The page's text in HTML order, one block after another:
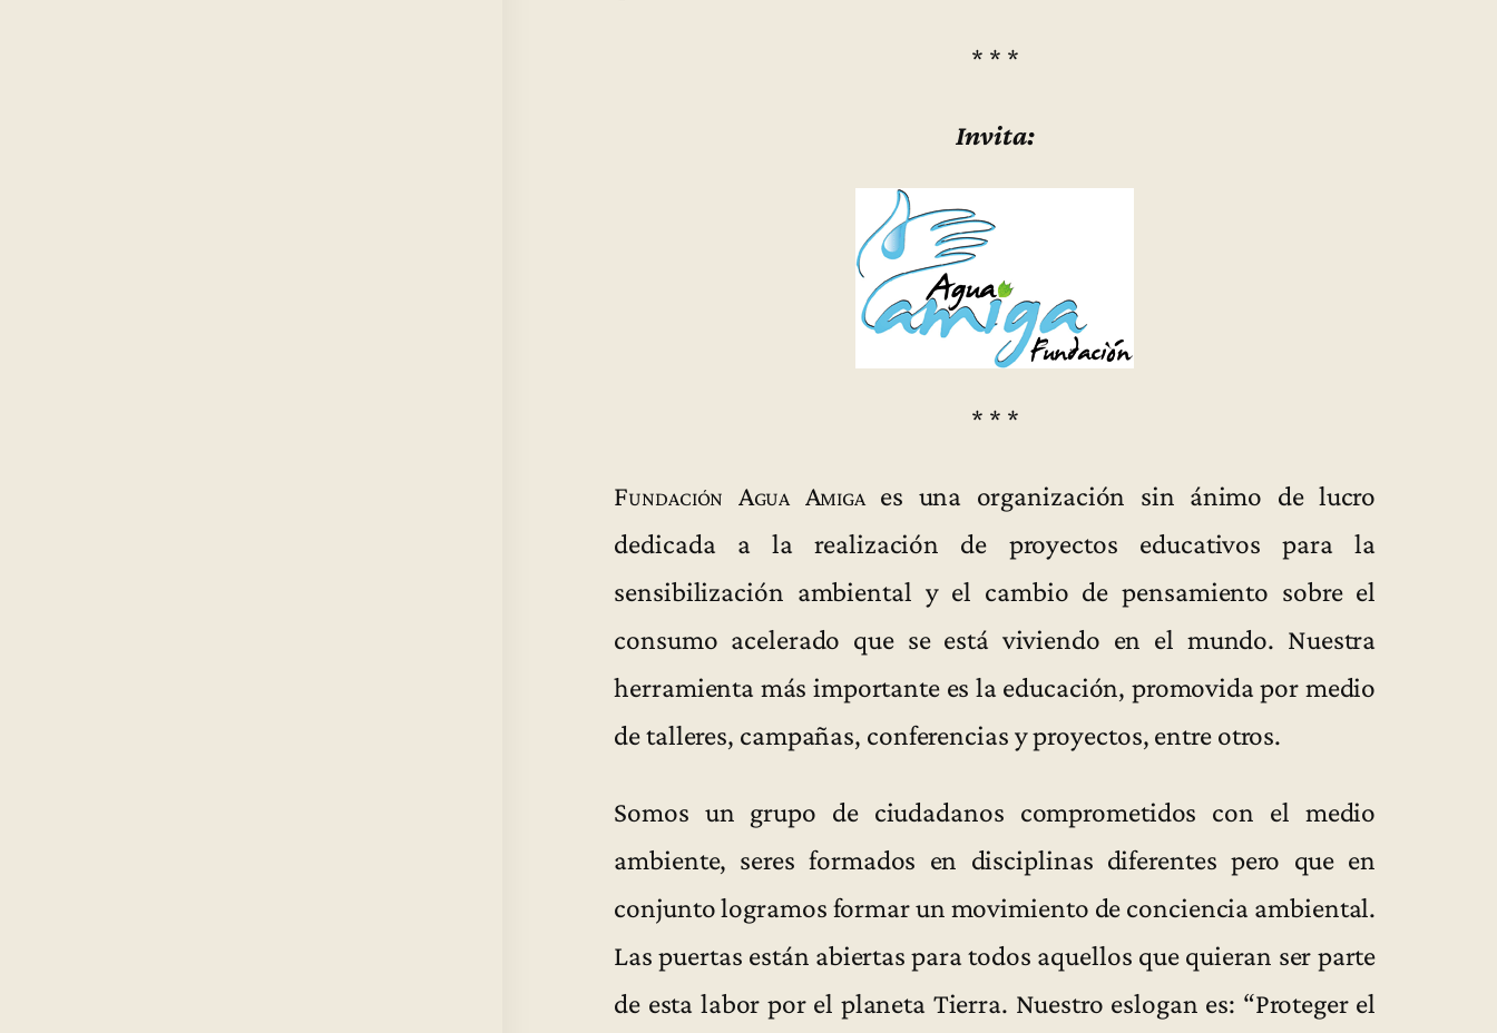
* * *
Invita:
* * *
Fundación Agua Amiga es una organización sin ánimo de lucro
dedicada a la realización de proyectos educativos para la
sensibilización ambiental y el cambio de pensamiento sobre el
consumo acelerado que se está viviendo en el mundo. Nuestra
herramienta más importante es la educación, promovida por medio
de talleres, campañas, conferencias y proyectos, entre otros.
Somos un grupo de ciudadanos comprometidos con el medio
ambiente, seres formados en disciplinas diferentes pero que en
conjunto logramos formar un movimiento de conciencia ambiental.
Las puertas están abiertas para todos aquellos que quieran ser parte
de esta labor por el planeta Tierra. Nuestro eslogan es: “Proteger el